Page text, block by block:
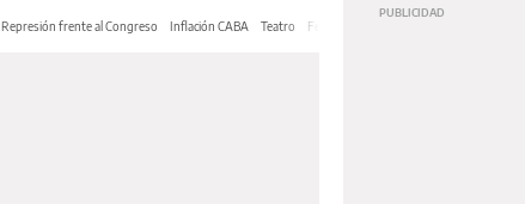
Represión frente al Congreso Inflación CABA Teatro Feria de Editores